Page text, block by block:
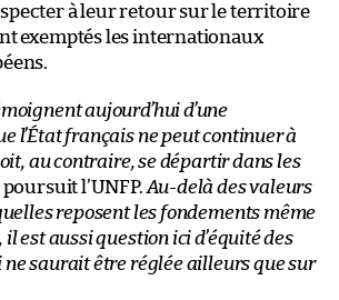
à leur retour sur le territoire
exemptés les internationaux
aujourd’hui d’une
l’État français ne peut continuer à
au contraire, se départir dans les
poursuit l’UNFP. Au-delà des valeurs
reposent les fondements même
est aussi question ici d’équité des
saurait être réglée ailleurs que sur